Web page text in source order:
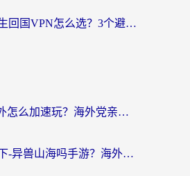
马来西亚留学生回国VPN怎么选？3个避坑点+1款实测好用的加速器推荐
Sky光·遇在国外怎么加速玩？海外党亲测有效的国服游戏加速指南
在欧洲能玩天下-异兽山海吗手游？海外玩家的加速器生存指南